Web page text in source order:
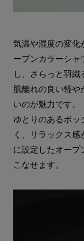
気温や湿度の変化
ープンカラーシャ
し、さらっと羽織
肌離れの良い軽や
いのが魅力です。
ゆとりのあるボッ
く、リラックス
に設定したオープ
こなせます。